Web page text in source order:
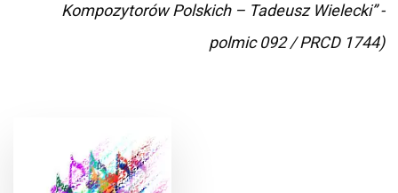
Kompozytorów Polskich – Tadeusz Wielecki” -
polmic 092 / PRCD 1744)